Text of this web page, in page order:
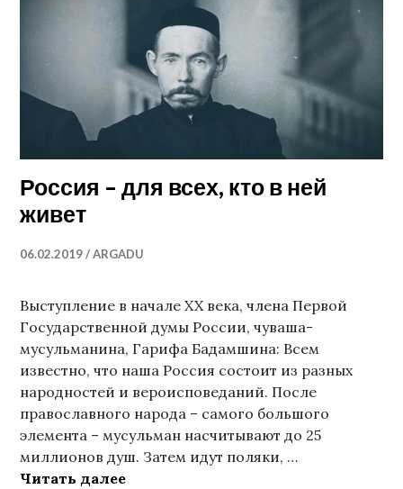
Россия – для всех, кто в ней
живет
06.02.2019 ARGADU
Выступление в начале XX века, члена Первой
Государственной думы России, чуваша-
мусульманина, Гарифа Бадамшина: Всем
известно, что наша Россия состоит из разных
народностей и вероисповеданий. После
православного народа – самого большого
элемента – мусульман насчитывают до 25
миллионов душ. Затем идут поляки, …
Читать далееРоссия – для всех, кто в ней живет